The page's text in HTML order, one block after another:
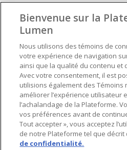
Préférences en
Bienvenue sur la
Lumen
Nous utilisons des témoins de
votre expérience de navigation
ainsi que la qualité du contenu et
Avec votre consentement, il est
utilisions également des
améliorer l’expérience utilisateur
l’achalandage de la Plateforme.
vos préférences avant de
Tout accepter », vous acceptez
de notre Plateforme tel que décrit
de confidentialité.